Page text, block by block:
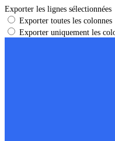
Exporter les lignes sélectionnées
Exporter toutes les colonnes
Exporter uniquement les